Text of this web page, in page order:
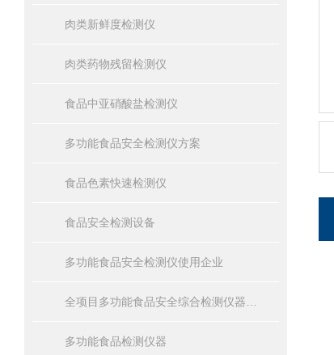
肉类新鲜度检测仪
肉类药物残留检测仪
食品中亚硝酸盐检测仪
多功能食品安全检测仪方案
食品色素快速检测仪
食品安全检测设备
多功能食品安全检测仪使用企业
多功能食品检测仪器